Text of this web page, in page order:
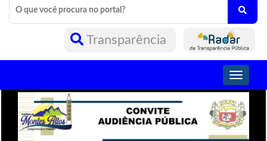
Transparência
Toggle